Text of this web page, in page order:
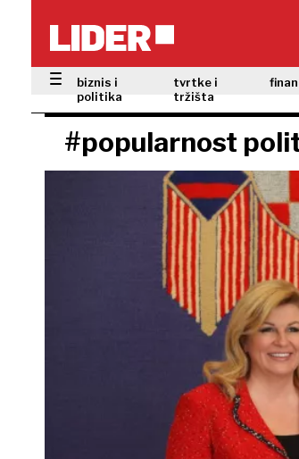
biznis i
politika
tvrtke i
tržišta
#popularnost